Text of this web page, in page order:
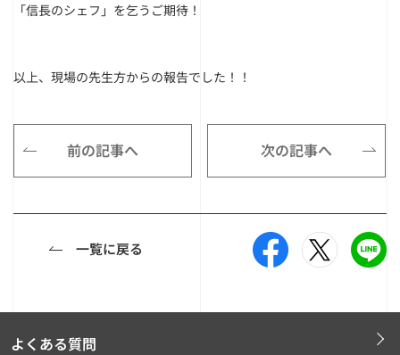
「信長のシェフ」を乞うご期待！
以上、現場の先生方からの報告でした！！
前の記事へ 次の記事へ
一覧に戻る
よくある質問